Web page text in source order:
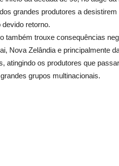
grandes produtores a
retorno.
também trouxe consequências
Nova Zelândia e principalmente
atingindo os produtores que
grupos multinacionais.